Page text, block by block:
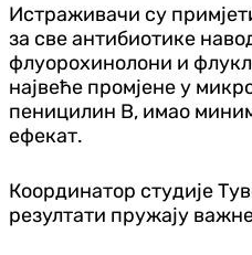
Истраживачи су
за све антибиотике
флуорохинолони и
највеће промјене у
пеницилин В, имао
ефекат.
Координатор студије
резултати пружају